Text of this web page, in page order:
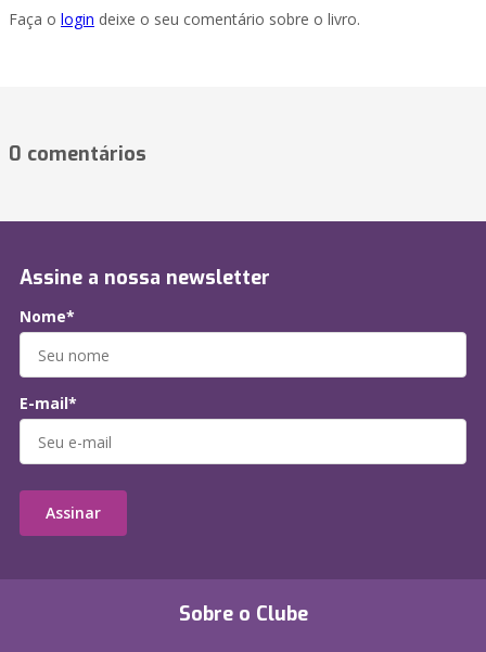
Faça o login deixe o seu comentário sobre o livro.
0 comentários
Sobre o Clube
Assine a nossa newsletter
Nome*
E-mail*
Assinar